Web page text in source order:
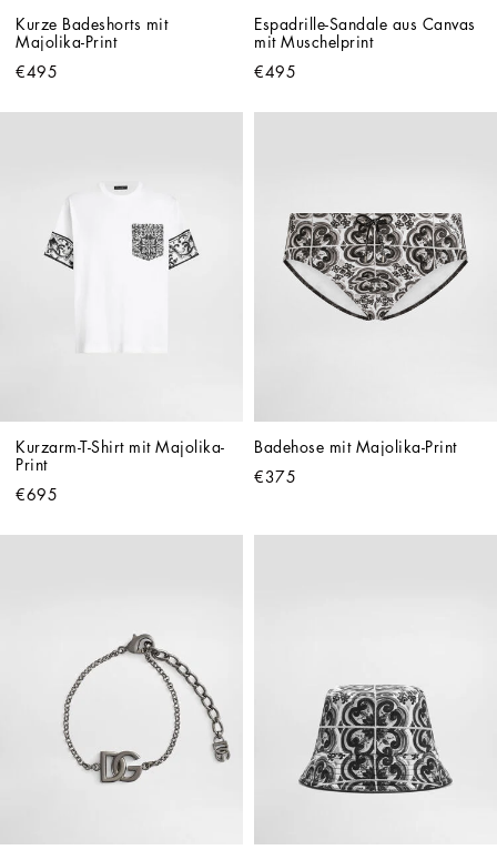
Kurze Badeshorts mit
Majolika-Print
€495
Espadrille-Sandale aus Canvas
mit Muschelprint
€495
Kurzarm-T-Shirt mit Majolika-
Print
€695
Badehose mit Majolika-Print
€375